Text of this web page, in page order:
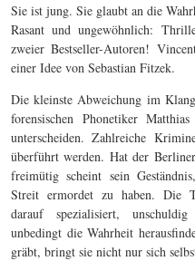
Sie ist jung. Sie glaubt an die
Rasant und ungewöhnlich:
zweier Bestseller-Autoren!
einer Idee von Sebastian Fitzek.
Die kleinste Abweichung im
forensischen Phonetiker
unterscheiden. Zahlreiche
überführt werden. Hat der
freimütig scheint sein
Streit ermordet zu haben. Die
darauf spezialisiert,
unbedingt die Wahrheit
gräbt, bringt sie nicht nur sich